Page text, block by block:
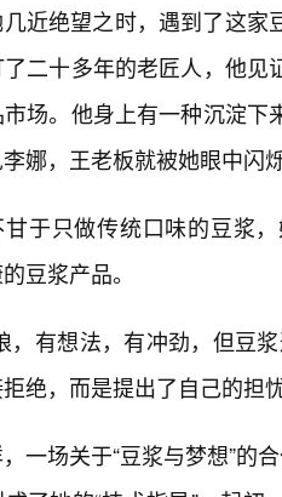
几近绝望之时，遇到了这
二十多年的老匠人，他
场。他身上有一种沉淀
娜，王老板就被她眼中闪
于只做传统口味的豆浆
豆浆产品。
，有想法，有冲劲，但豆
绝，而是提出了自己的担
一场关于“豆浆与梦想”的